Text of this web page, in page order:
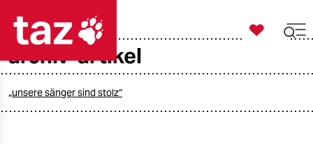
taz zahl ich

taz zahl ich
archiv-artikel
„unsere sänger sind stolz“